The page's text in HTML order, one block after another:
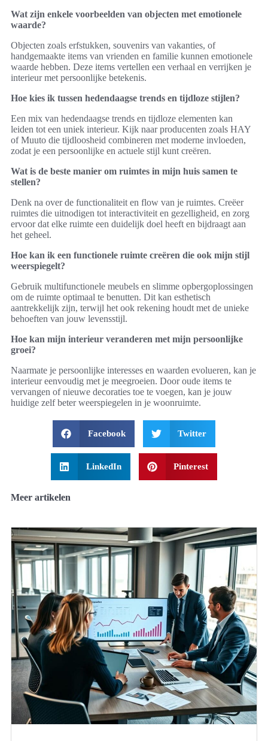
Wat zijn enkele voorbeelden van objecten met emotionele
waarde?
Objecten zoals erfstukken, souvenirs van vakanties, of
handgemaakte items van vrienden en familie kunnen emotionele
waarde hebben. Deze items vertellen een verhaal en verrijken je
interieur met persoonlijke betekenis.
Hoe kies ik tussen hedendaagse trends en tijdloze stijlen?
Een mix van hedendaagse trends en tijdloze elementen kan
leiden tot een uniek interieur. Kijk naar producenten zoals HAY
of Muuto die tijdloosheid combineren met moderne invloeden,
zodat je een persoonlijke en actuele stijl kunt creëren.
Wat is de beste manier om ruimtes in mijn huis samen te
stellen?
Denk na over de functionaliteit en flow van je ruimtes. Creëer
ruimtes die uitnodigen tot interactiviteit en gezelligheid, en zorg
ervoor dat elke ruimte een duidelijk doel heeft en bijdraagt aan
het geheel.
Hoe kan ik een functionele ruimte creëren die ook mijn stijl
weerspiegelt?
Gebruik multifunctionele meubels en slimme opbergoplossingen
om de ruimte optimaal te benutten. Dit kan esthetisch
aantrekkelijk zijn, terwijl het ook rekening houdt met de unieke
behoeften van jouw levensstijl.
Hoe kan mijn interieur veranderen met mijn persoonlijke
groei?
Naarmate je persoonlijke interesses en waarden evolueren, kan je
interieur eenvoudig met je meegroeien. Door oude items te
vervangen of nieuwe decoraties toe te voegen, kan je jouw
huidige zelf beter weerspiegelen in je woonruimte.
Facebook Twitter
LinkedIn Pinterest
Meer artikelen